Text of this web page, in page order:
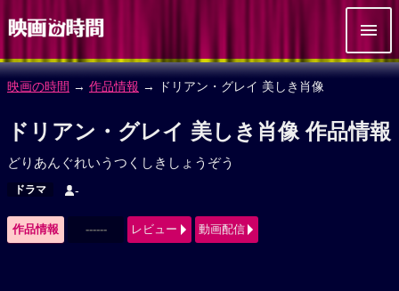
映画の時間 → 作品情報 → ドリアン・グレイ 美しき肖像
ドリアン・グレイ 美しき肖像 作品情報
どりあんぐれいうつくしきしょうぞう
ドラマ -
作品情報 ------ レビュー 動画配信